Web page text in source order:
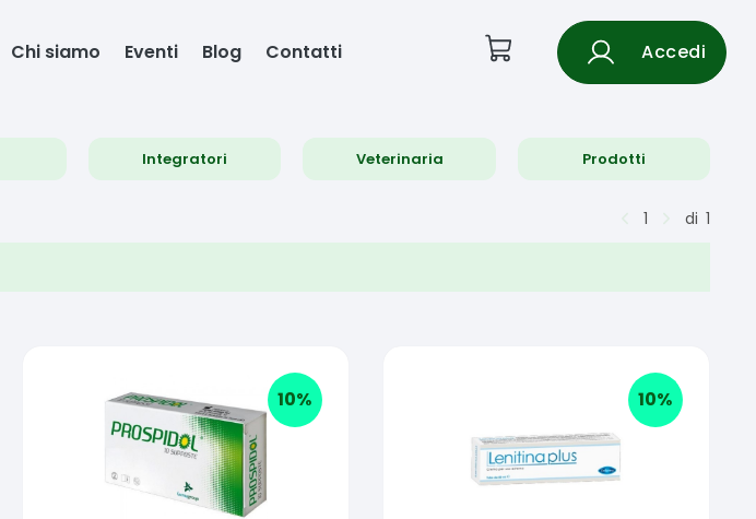
Chi siamo Eventi Blog Contatti Accedi
Integratori Veterinaria Prodotti
1 di 1
10% 10%